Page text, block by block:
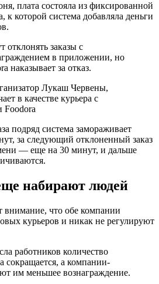
плата состояла из фиксированной
к которой система добавляла деньги
отклонять заказы с
в приложении, но
наказывает за отказ.
Лукаш Червены,
в качестве курьера с
Foodora
подряд система замораживает
за следующий отклоненный заказ
— еще на 30 минут, и дальше
набирают людей
внимание, что обе компании
курьеров и никак не регулируют
работников количество
сокращается, а компании-
им меньшее вознаграждение.